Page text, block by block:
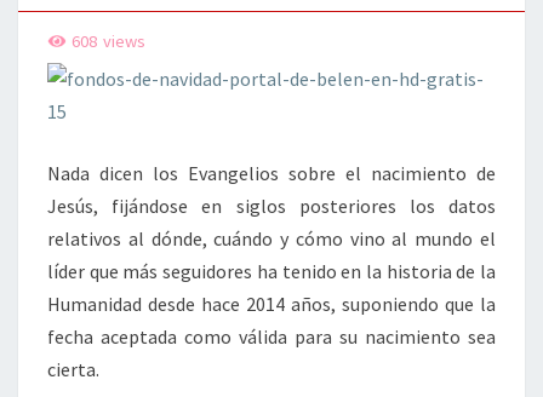
608 views
Nada dicen los Evangelios sobre el nacimiento de
Jesús, fijándose en siglos posteriores los datos
relativos al dónde, cuándo y cómo vino al mundo el
líder que más seguidores ha tenido en la historia de la
Humanidad desde hace 2014 años, suponiendo que la
fecha aceptada como válida para su nacimiento sea
cierta.